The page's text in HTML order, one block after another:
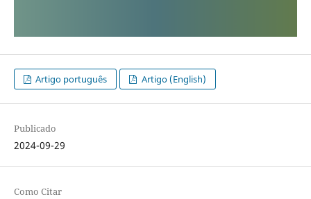
Artigo português Artigo (English)
Publicado
2024-09-29
Como Citar